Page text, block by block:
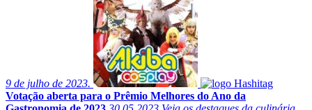
9 de julho de 2023.
Votação aberta para o Prêmio Melhores do Ano da